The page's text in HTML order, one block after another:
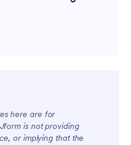
here are for
is not providing
or implying that the